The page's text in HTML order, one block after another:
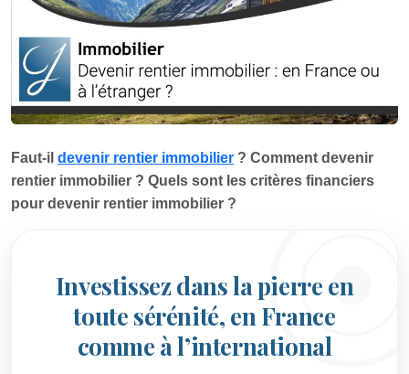
Faut-il devenir rentier immobilier ? Comment devenir
rentier immobilier ? Quels sont les critères financiers
pour devenir rentier immobilier ?
Investissez dans la pierre en
toute sérénité, en France
comme à l’international